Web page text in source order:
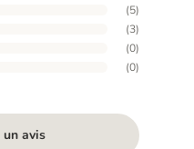
(5)
(3)
(0)
(0)
un avis